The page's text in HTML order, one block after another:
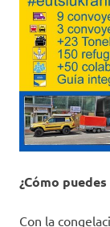
¿Cómo
Con la